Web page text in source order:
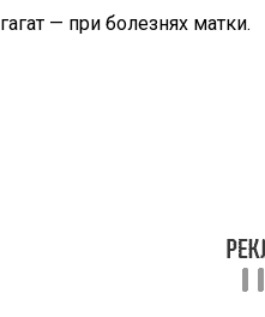
гагат — при болезнях матки.